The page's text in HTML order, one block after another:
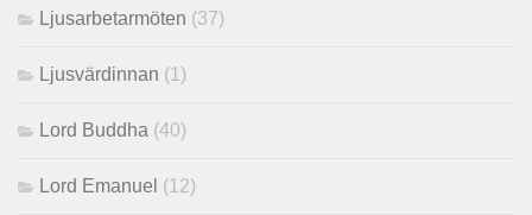
Ljusarbetarmöten (37)
Ljusvärdinnan (1)
Lord Buddha (40)
Lord Emanuel (12)